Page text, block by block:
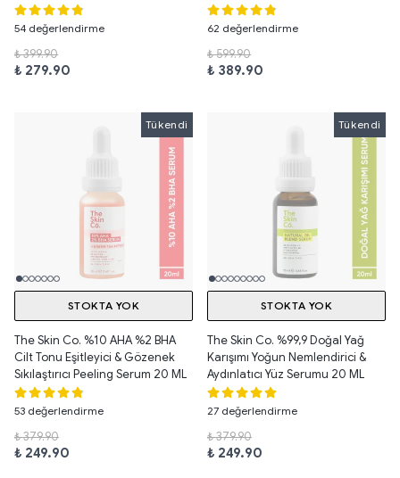
54 değerlendirme
₺ 399.90
₺ 279.90
62 değerlendirme
₺ 599.90
₺ 389.90
Tükendi Tükendi
STOKTA YOK
The Skin Co. %10 AHA %2 BHA
Cilt Tonu Eşitleyici & Gözenek
Sıkılaştırıcı Peeling Serum 20 ML
53 değerlendirme
₺ 379.90
₺ 249.90
Tükendi
STOKTA YOK
The Skin Co. %99,9 Doğal Yağ
Karışımı Yoğun Nemlendirici &
Aydınlatıcı Yüz Serumu 20 ML
27 değerlendirme
₺ 379.90
₺ 249.90